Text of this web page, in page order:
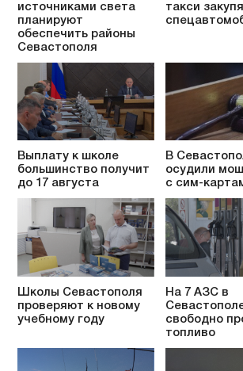
источниками света
планируют
обеспечить районы
Севастополя
такси
Выплату к школе
большинство получит
до 17 августа
В
осудили
с сим-
Школы Севастополя
проверяют к новому
учебному году
На 7 АЗС в
свободно
топливо